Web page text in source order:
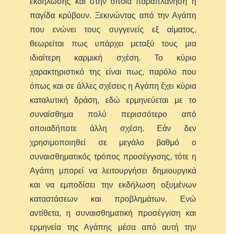
παγίδα κρύβουν. Ξεκινώντας από την Αγάπη
που ενώνει τους συγγενείς εξ αίματος,
θεωρείται πως υπάρχει μεταξύ τους μια
ιδιαίτερη καρμική σχέση. Το κύριο
χαρακτηριστικό της είναι πως, παρόλο που
όπως και σε άλλες σχέσεις η Αγάπη έχει κύρια
καταλυτική δράση, εδώ ερμηνεύεται με το
συναίσθημα πολύ περισσότερο από
οποιαδήποτε άλλη σχέση. Εάν δεν
χρησιμοποιηθεί σε μεγάλο βαθμό ο
συναισθηματικός τρόπος προσέγγισης, τότε η
Αγάπη μπορεί να λειτουργήσει δημιουργικά
και να εμποδίσει την εκδήλωση οξυμένων
καταστάσεων και προβλημάτων. Ενώ
αντίθετα, η συναισθηματική προσέγγιση και
ερμηνεία της Αγάπης μέσα από αυτή την